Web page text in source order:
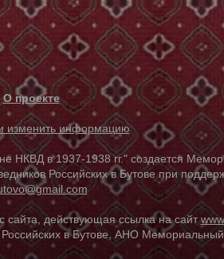
О проекте
изменить информацию
в 1937-1938 гг." создается
Российских в Бутове при
сайта, действующая ссылка на сайт
в Бутове, АНО Мемориальный